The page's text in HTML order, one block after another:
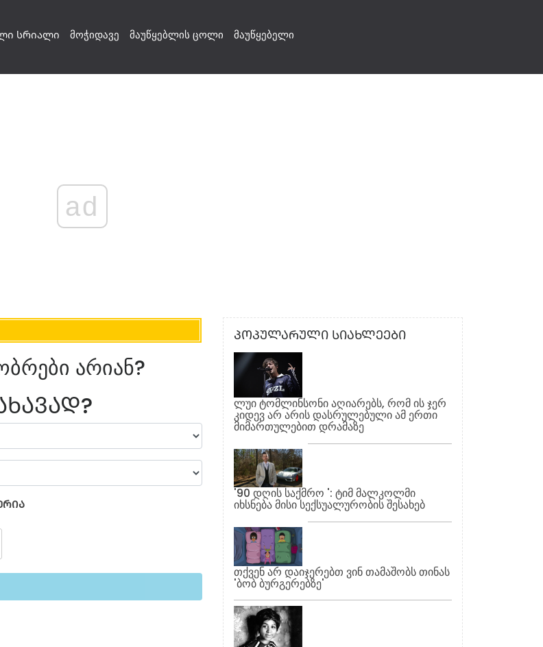
სრიალი მოჭიდავე მაუწყებლის ცოლი მაუწყებელი
ad
არიან?
ᲞᲝᲞᲣᲚᲐᲠᲣᲚᲘ ᲡᲘᲐᲮᲚᲔᲔᲑᲘ
ლუი ტომლინსონი აღიარებს, რომ ის ჯერ
კიდევ არ არის დასრულებული ამ ერთი
მიმართულებით დრამაზე
'90 დღის საქმრო ': ტიმ მალკოლმი
იხსნება მისი სექსუალურობის შესახებ
თქვენ არ დაიჯერებთ ვინ თამაშობს თინას
'ბობ ბურგერებზე'